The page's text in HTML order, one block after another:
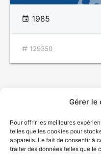
Gérer le
Pour offrir les meilleures
telles que les cookies pour
appareils. Le fait de consentir à
traiter des données telles que le
1985
129350